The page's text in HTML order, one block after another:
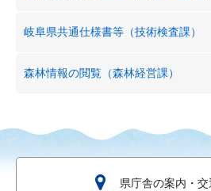
岐阜県共通仕様書等（技術検査課）
森林情報の閲覧（森林経営課）
県庁舎の案内・